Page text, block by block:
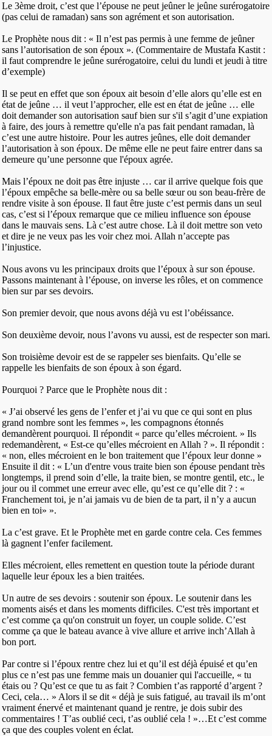
Le 3ème droit, c’est que l’épouse ne peut jeûner le jeûne surérogatoire
(pas celui de ramadan) sans son agrément et son autorisation.
Le Prophète nous dit : « Il n’est pas permis à une femme de jeûner
sans l’autorisation de son époux ». (Commentaire de Mustafa Kastit :
il faut comprendre le jeûne surérogatoire, celui du lundi et jeudi à titre
d’exemple)
Il se peut en effet que son époux ait besoin d’elle alors qu’elle est en
état de jeûne … il veut l’approcher, elle est en état de jeûne … elle
doit demander son autorisation sauf bien sur s'il s’agit d’une expiation
à faire, des jours à remettre qu'elle n'a pas fait pendant ramadan, là
c’est une autre histoire. Pour les autres jeûnes, elle doit demander
l’autorisation à son époux. De même elle ne peut faire entrer dans sa
demeure qu’une personne que l'époux agrée.
Mais l’époux ne doit pas être injuste … car il arrive quelque fois que
l’époux empêche sa belle-mère ou sa belle sœur ou son beau-frère de
rendre visite à son épouse. Il faut être juste c’est permis dans un seul
cas, c’est si l’époux remarque que ce milieu influence son épouse
dans le mauvais sens. Là c’est autre chose. Là il doit mettre son veto
et dire je ne veux pas les voir chez moi. Allah n’accepte pas
l’injustice.
Nous avons vu les principaux droits que l’époux à sur son épouse.
Passons maintenant à l’épouse, on inverse les rôles, et on commence
bien sur par ses devoirs.
Son premier devoir, que nous avons déjà vu est l’obéissance.
Son deuxième devoir, nous l’avons vu aussi, est de respecter son mari.
Son troisième devoir est de se rappeler ses bienfaits. Qu’elle se
rappelle les bienfaits de son époux à son égard.
Pourquoi ? Parce que le Prophète nous dit :
« J’ai observé les gens de l’enfer et j’ai vu que ce qui sont en plus
grand nombre sont les femmes », les compagnons étonnés
demandèrent pourquoi. Il répondit « parce qu’elles mécroient. » Ils
redemandèrent, « Est-ce qu’elles mécroient en Allah ? ». Il répondit :
« non, elles mécroient en le bon traitement que l’époux leur donne »
Ensuite il dit : « L’un d'entre vous traite bien son épouse pendant très
longtemps, il prend soin d’elle, la traite bien, se montre gentil, etc., le
jour ou il commet une erreur avec elle, qu’est ce qu’elle dit ? : «
Franchement toi, je n’ai jamais vu de bien de ta part, il n’y a aucun
bien en toi» ».
La c’est grave. Et le Prophète met en garde contre cela. Ces femmes
là gagnent l’enfer facilement.
Elles mécroient, elles remettent en question toute la période durant
laquelle leur époux les a bien traitées.
Un autre de ses devoirs : soutenir son époux. Le soutenir dans les
moments aisés et dans les moments difficiles. C'est très important et
c’est comme ça qu'on construit un foyer, un couple solide. C’est
comme ça que le bateau avance à vive allure et arrive inch’Allah à
bon port.
Par contre si l’époux rentre chez lui et qu’il est déjà épuisé et qu’en
plus ce n’est pas une femme mais un douanier qui l'accueille, « tu
étais ou ? Qu’est ce que tu as fait ? Combien t’as rapporté d’argent ?
Ceci, cela… » Alors il se dit « déjà je suis fatigué, au travail ils m’ont
vraiment énervé et maintenant quand je rentre, je dois subir des
commentaires ! T’as oublié ceci, t’as oublié cela ! »…Et c’est comme
ça que des couples volent en éclat.